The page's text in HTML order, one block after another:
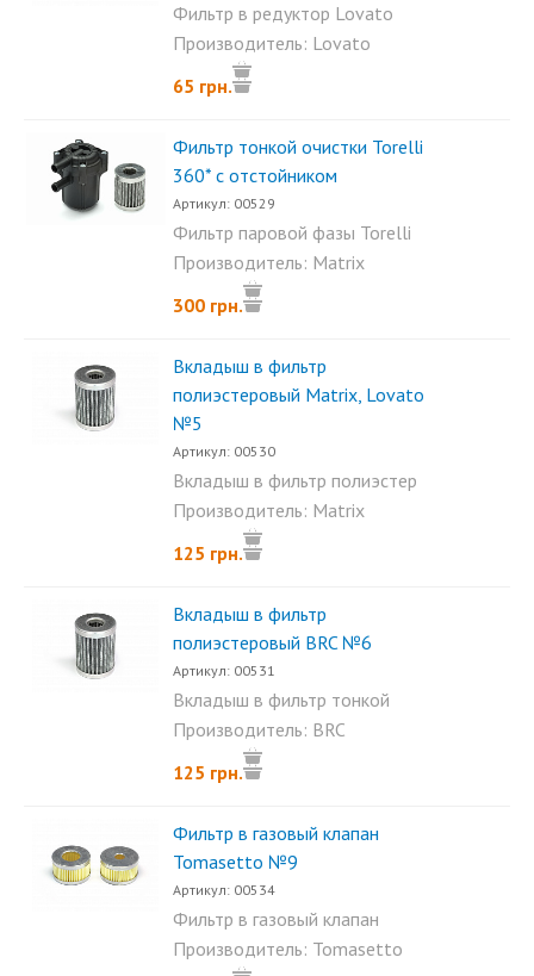
Фильтр в редуктор Lovato
Smart, используется для...
Производитель: Lovato
65 грн.
Фильтр тонкой очистки Torelli
360* с отстойником
Артикул: 00529
Фильтр паровой фазы Torelli
360°. Пожалуй один из...
Производитель: Matrix
300 грн.
Вкладыш в фильтр
полиэстеровый Matrix, Lovato
№5
Артикул: 00530
Вкладыш в фильтр полиэстер
Matrix, Lovato. Это...
Производитель: Matrix
125 грн.
Вкладыш в фильтр
полиэстеровый BRC №6
Артикул: 00531
Вкладыш в фильтр тонкой
очистки полиэстер BRC...
Производитель: BRC
125 грн.
Фильтр в газовый клапан
Tomasetto №9
Артикул: 00534
Фильтр в газовый клапан
Tomasetto. В каталоге...
Производитель: Tomasetto